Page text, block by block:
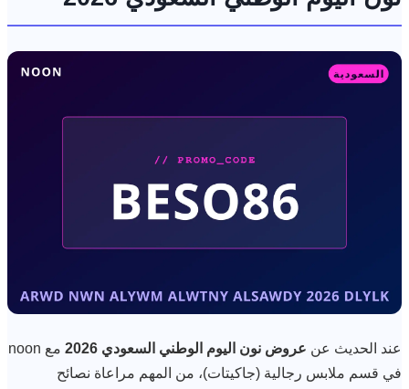
عند الحديث عن عروض نون اليوم الوطني السعودي 2026
مع noon
في قسم ملابس رجالية (جاكيتات)، من المهم مراعاة نصائح